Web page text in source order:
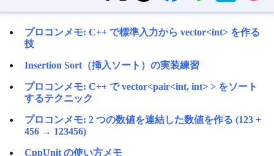
プロコンメモ: C++ で標準入力から vector<int> を作る
技
Insertion Sort（挿入ソート）の実装練習
プロコンメモ: C++ で vector<pair<int, int> > をソート
するテクニック
プロコンメモ: 2 つの数値を連結した数値を作る (123 +
456 → 123456)
CppUnit の使い方メモ